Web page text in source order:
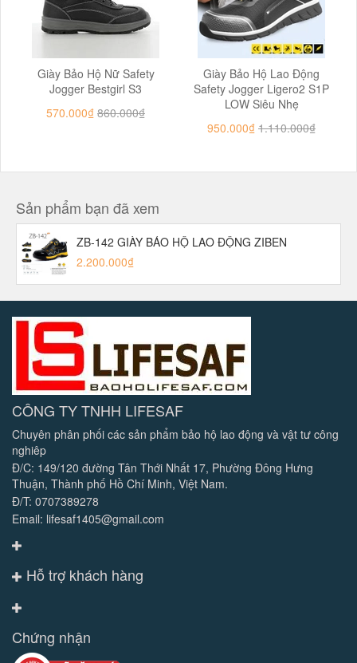
Giày Bảo Hộ Nữ Safety
Jogger Bestgirl S3
570.000₫ 860.000₫
Giày Bảo Hộ Lao Động
Safety Jogger Ligero2 S1P
LOW Siêu Nhẹ
950.000₫ 1.110.000₫
Sản phẩm bạn đã xem
ZB-142 GIÀY BẢO HỘ LAO ĐỘNG ZIBEN
2.200.000₫
CÔNG TY TNHH LIFESAF
Chuyên phân phối các sản phẩm bảo hộ lao động và vật tư công
nghiêp
Đ/C: 149/120 đường Tân Thới Nhất 17, Phường Đông Hưng
Thuận, Thành phố Hồ Chí Minh, Việt Nam.
Đ/T: 0707389278
Email: lifesaf1405@gmail.com
Hỗ trợ khách hàng
Chứng nhận